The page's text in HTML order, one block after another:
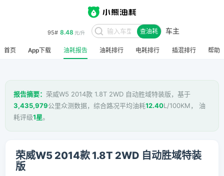
95# 8.48 元/升 查油耗 车主
首页 App下载 油耗报告 油耗排行 电耗排行 插混排行 帮助
报告摘要： 荣威W5 2014款 1.8T 2WD 自动胜域特装版，基于
3,435,979公里众测数据，综合路况平均油耗12.40L/100KM， 油
耗评级1星。
荣威W5 2014款 1.8T 2WD 自动胜域特装
版